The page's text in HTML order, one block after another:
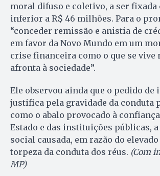
moral difuso e coletivo, a ser fixada
inferior a R$ 46 milhões. Para o
“conceder remissão e anistia de
em favor da Novo Mundo em um
crise financeira como o que se vive
afronta à sociedade”.
Ele observou ainda que o pedido de
justifica pela gravidade da conduta
como o abalo provocado à
Estado e das instituições públicas,
social causada, em razão do
torpeza da conduta dos réus. (Com
MP)